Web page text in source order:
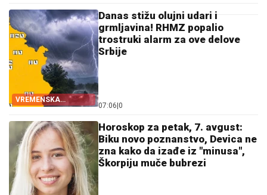
VREMENSKA
PROGNOZA
Danas stižu olujni udari i
grmljavina! RHMZ popalio
trostruki alarm za ove delove
Srbije
07:06 0
Horoskop za petak, 7. avgust:
Biku novo poznanstvo, Devica ne
zna kako da izađe iz "minusa",
Škorpiju muče bubrezi